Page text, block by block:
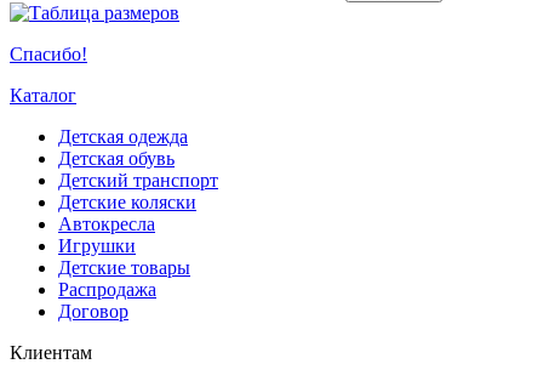
Спасибо!
Каталог
Детская одежда
Детская обувь
Детский транспорт
Детские коляски
Автокресла
Игрушки
Детские товары
Распродажа
Договор
Клиентам